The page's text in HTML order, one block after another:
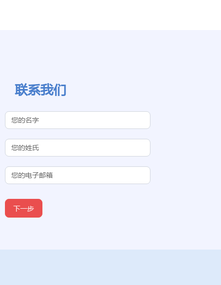
联系我们
Contact Us
(Chinese
Subdomain)
下一步